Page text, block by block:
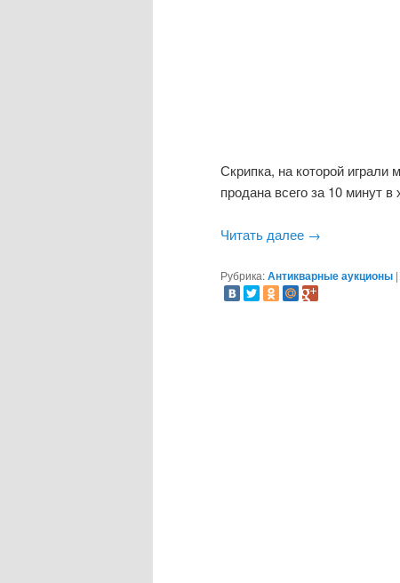
Скрипка, на которой
продана всего за 10 минут
Читать далее →
Рубрика:Антикварные аукционы |